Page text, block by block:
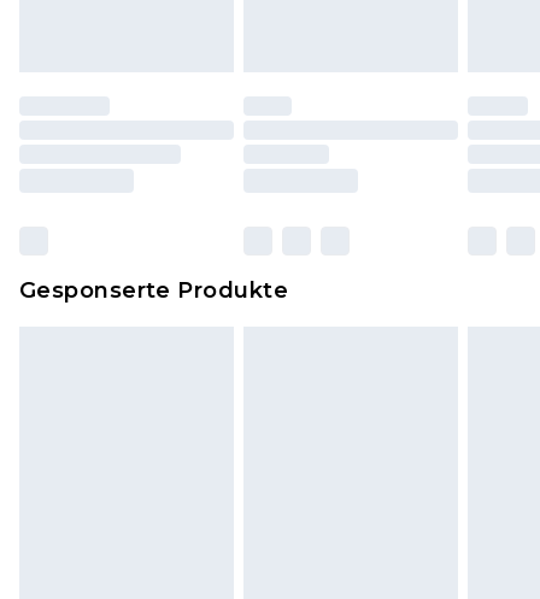
Schuhe dürfen nur in Innenräumen anprobiert
worden sein. Artikel aus dem Homeware-Bereich,
einschließlich Bettwäsche, Matratzen, Toppern
und Kissen, müssen unbenutzt und in ihrer
Klickehierum unsere vollständigen
Gesponserte Produkte